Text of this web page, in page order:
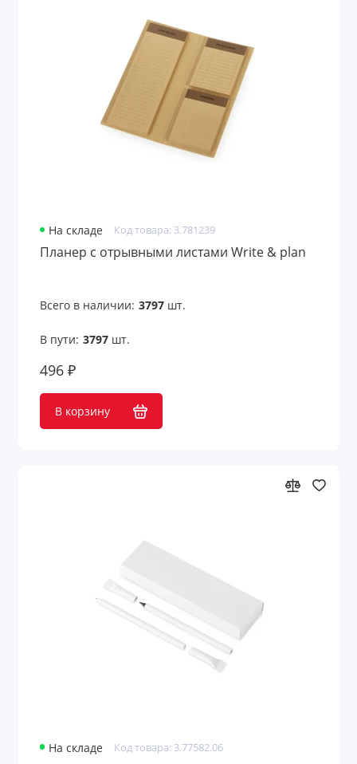
На складе Код товара: 3.781239
Планер с отрывными листами Write & plan
Всего в наличии: 3797шт.
В пути: 3797шт.
496 ₽
В корзину
На складе Код товара: 3.77582.06